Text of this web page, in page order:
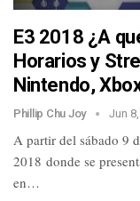
E3 2018 ¿A
Horarios y
Nintendo,
Phillip Chu Joy Jun
A partir del sábado 9
2018 donde se
en…